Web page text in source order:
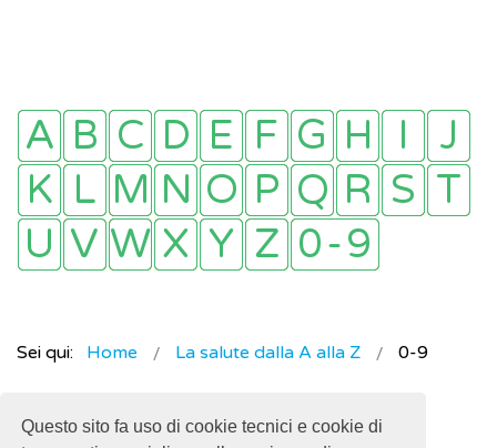
Questo sito fa uso di cookie tecnici e cookie di
Sei qui: Home La salute dalla A alla Z 0-9